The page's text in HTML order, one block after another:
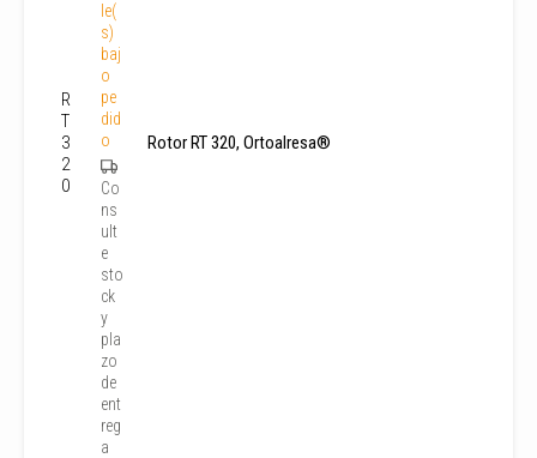
R
T
3
2
0
le(
s)
baj
o
pe
did
o
Co
ns
ult
e
sto
ck
y
pla
zo
de
ent
reg
a
Rotor RT 320, Ortoalresa®